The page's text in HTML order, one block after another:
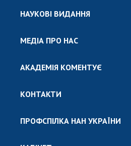
НАУКОВІ ВИДАННЯ
МЕДІА ПРО НАС
АКАДЕМІЯ КОМЕНТУЄ
КОНТАКТИ
ПРОФСПІЛКА НАН УКРАЇНИ